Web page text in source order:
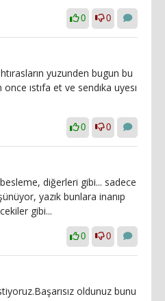
0 0
yuzunden bugun bu
ıstıfa et ve sendıka uyesı
0 0
diğerleri gibi... sadece
yazık bunlara inanıp
gibi...
0 0
oldunuz bunu